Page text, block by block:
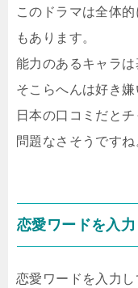
このドラマは全体
もあります。
能力のあるキャラは
そこらへんは好き
日本の口コミだと
問題なさそうですね
恋愛ワードを入
恋愛ワードを入力